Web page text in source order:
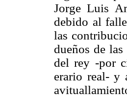
Jorge Luis
debido al
las
dueños de
del rey -por
erario real- y